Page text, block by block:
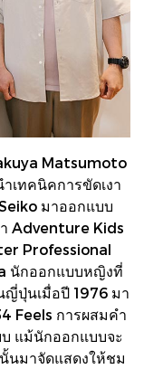
Matsumoto
เทคนิคการขัดเงา
มาออกแบบ
Adventure Kids
Professional
นักออกแบบหญิงที่
ญี่ปุ่นเมื่อปี 1976 มา
Feels การผสมคำ
แม้นักออกแบบจะ
นมาจัดแสดงให้ชม